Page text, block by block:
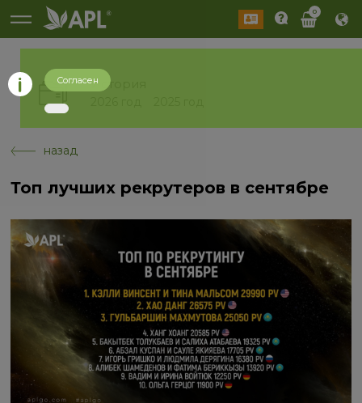
0
История
назад
Топ лучших рекрутеров в сентябре
Согласен